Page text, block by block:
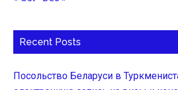
Recent Posts
Посольство Беларуси в